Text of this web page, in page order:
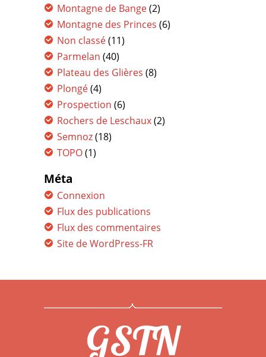
Montagne de Bange(2)
Montagne des Princes (6)
Non classé(11)
Parmelan (40)
Plateau des Glières (8)
Plongé(4)
Prospection (6)
Rochers de Leschaux(2)
Semnoz(18)
TOPO(1)
Méta
Connexion
Flux des publications
Flux des commentaires
Site de WordPress-FR
GSTN